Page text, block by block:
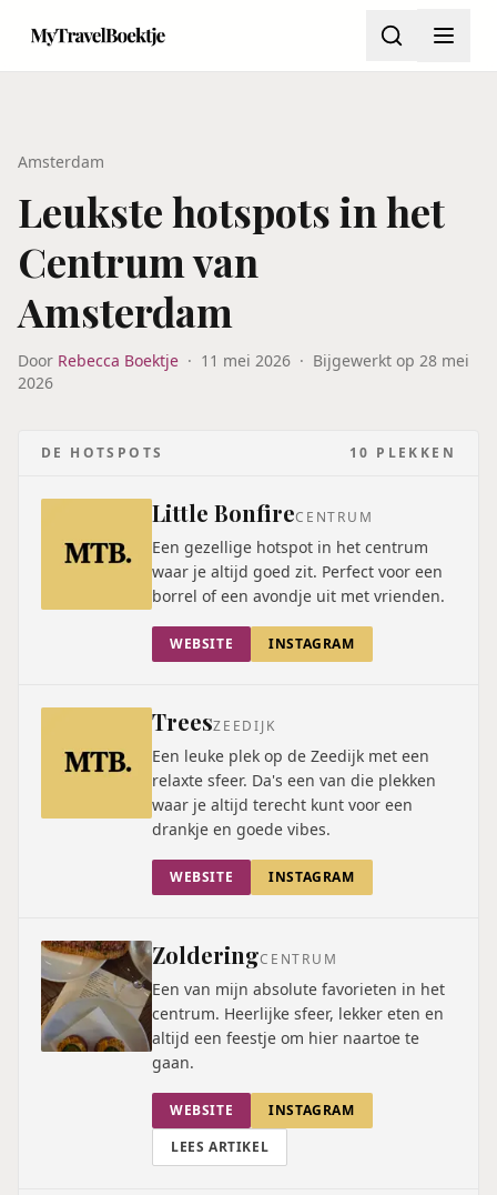
Amsterdam
Leukste hotspots in het
Centrum van
Amsterdam
Door Rebecca Boektje · 11 mei 2026 · Bijgewerkt op 28 mei
2026
DE HOTSPOTS 10 PLEKKEN
Little BonfireCENTRUM
Een gezellige hotspot in het centrum
waar je altijd goed zit. Perfect voor een
borrel of een avondje uit met vrienden.
WEBSITE INSTAGRAM
TreesZEEDIJK
Een leuke plek op de Zeedijk met een
relaxte sfeer. Da's een van die plekken
waar je altijd terecht kunt voor een
drankje en goede vibes.
WEBSITE INSTAGRAM
ZolderingCENTRUM
Een van mijn absolute favorieten in het
centrum. Heerlijke sfeer, lekker eten en
altijd een feestje om hier naartoe te
gaan.
WEBSITE
INSTAGRAM
LEES ARTIKEL